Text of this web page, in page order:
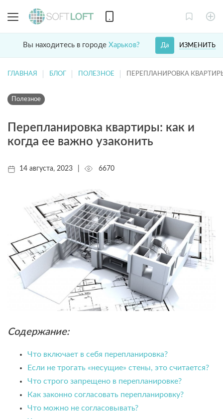
Вы находитесь в городе Харьков? ИЗМЕНИТЬ
Да
ГЛАВНАЯ БЛОГ ПОЛЕЗНОЕ ПЕРЕПЛАНИРОВКА
Полезное
Перепланировка квартиры: как и
когда ее важно узаконить
14 августа, 2023 6670
Содержание:
Что включает в себя перепланировка?
Если не трогать «несущие» стены, это считается?
Что строго запрещено в перепланировке?
Как законно согласовать перепланировку?
Что можно не согласовывать?